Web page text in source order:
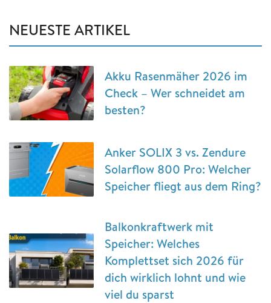
NEUESTE ARTIKEL
Akku Rasenmäher 2026 im
Check – Wer schneidet am
besten?
Anker SOLIX 3 vs. Zendure
Solarflow 800 Pro: Welcher
Speicher fliegt aus dem Ring?
Balkonkraftwerk mit
Speicher: Welches
Komplettset sich 2026 für
dich wirklich lohnt und wie
viel du sparst